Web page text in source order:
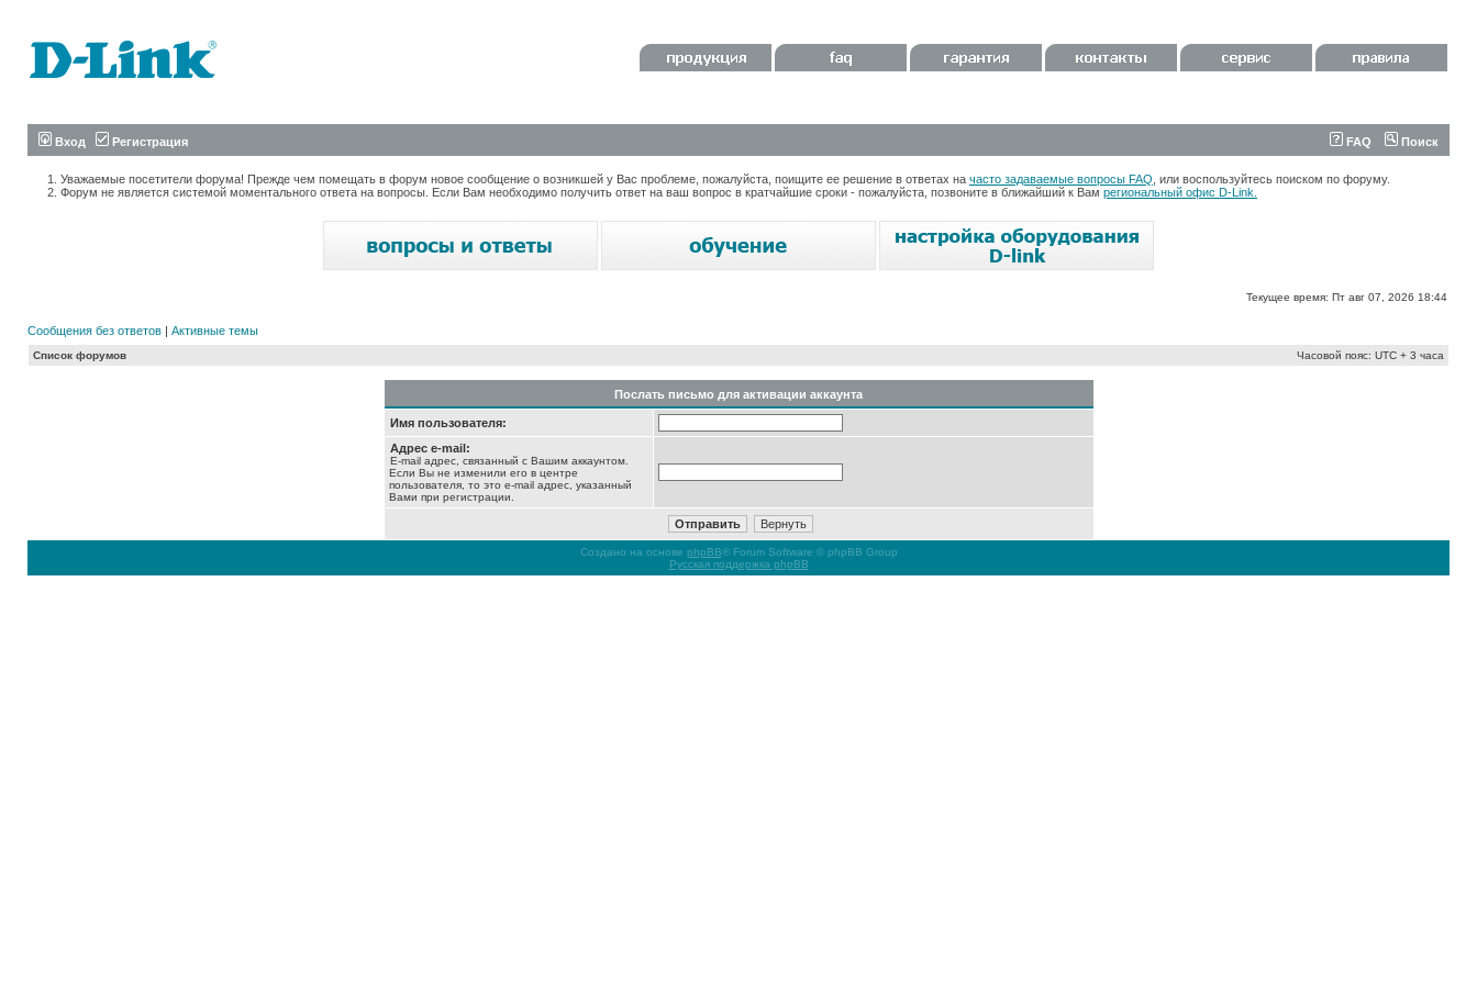
Вход Регистрация FAQ Поиск
Уважаемые посетители форума! Прежде чем помещать в форум новое сообщение о возникшей у Вас проблеме, пожалуйста, поищите ее решение в ответах на часто задаваемые вопросы FAQ , или воспользуйтесь поиском по форуму.
Форум не является системой моментального ответа на вопросы. Если Вам необходимо получить ответ на ваш вопрос в кратчайшие сроки - пожалуйста, позвоните в ближайший к Вам региональный офис D-Link.
Текущее время: Пт авг 07, 2026 18:44
Сообщения без ответов | Активные темы
Список форумов Часовой пояс: UTC + 3 часа
Послать письмо для активации аккаунта
Имя пользователя:
Адрес e-mail:
E-mail адрес, связанный с Вашим аккаунтом.
Если Вы не изменили его в центре
пользователя, то это e-mail адрес, указанный
Вами при регистрации.
Создано на основе phpBB® Forum Software © phpBB Group
Русская поддержка phpBB